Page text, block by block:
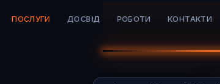
ПОСЛУГИ ДОСВІД РОБОТИ КОНТАКТИ